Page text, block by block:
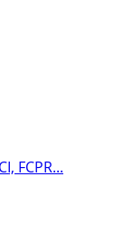
FCPR...